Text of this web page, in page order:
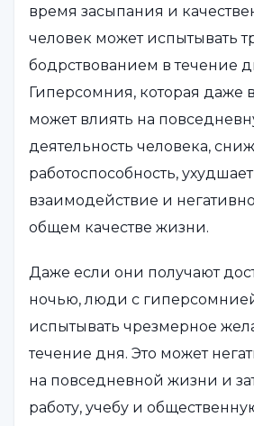
время засыпания и
человек может испытывать
бодрствованием в течение
Гиперсомния, которая даже
может влиять на
деятельность человека,
работоспособность,
взаимодействие и
общем качестве жизни.
Даже если они получают
ночью, люди с
испытывать чрезмерное
течение дня. Это может
на повседневной жизни и
работу, учебу и